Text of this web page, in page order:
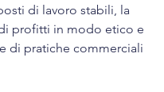
di lavoro stabili, la
profitti in modo etico e
di pratiche commerciali